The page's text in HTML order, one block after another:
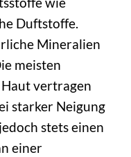
Duftstoffe.
Mineralien
meisten
vertragen
starker Neigung
stets einen
einer